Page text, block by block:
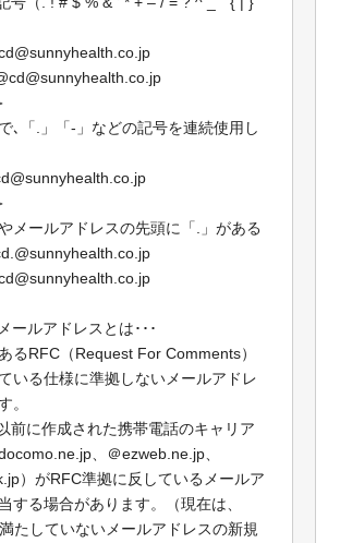
､「.」「-」などの記号を連続使用し
メールアドレスの先頭に「.」がある
ールアドレスとは･･･
るRFC（Request For Comments）
いる仕様に準拠しないメールアドレ
。
前に作成された携帯電話のキャリア
、＠ezweb.ne.jp、
）がRFC準拠に反しているメールア
する場合があります。（現在は、
たしていないメールアドレスの新規